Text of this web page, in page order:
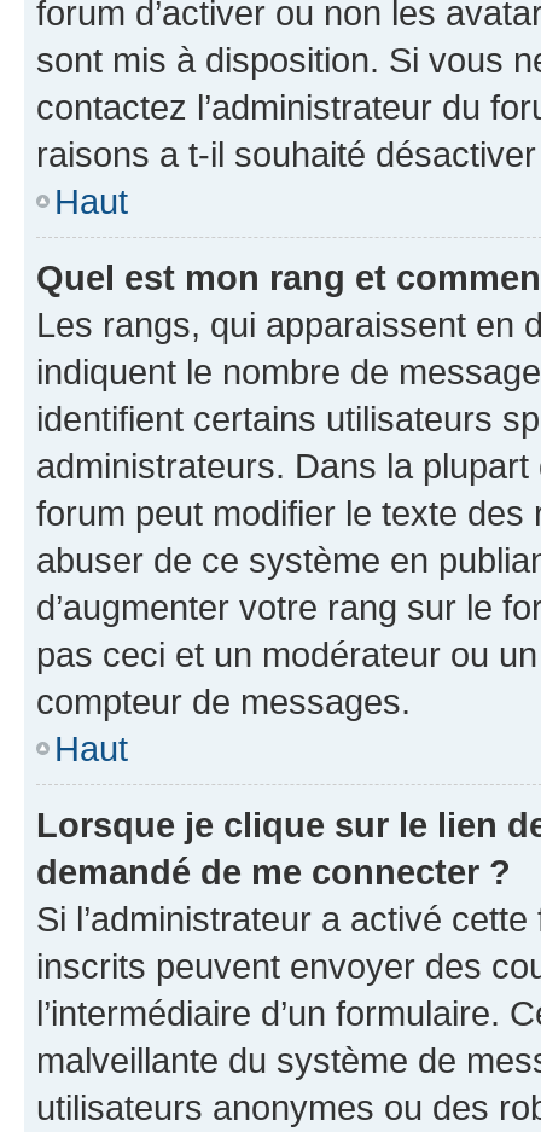
forum d’activer ou non les
sont mis à disposition. Si vous
contactez l’administrateur du
raisons a t-il souhaité
Haut
Quel est mon rang et
Les rangs, qui apparaissent en
indiquent le nombre de
identifient certains utilisateurs
administrateurs. Dans la
forum peut modifier le texte
abuser de ce système en
d’augmenter votre rang sur le
pas ceci et un modérateur ou
compteur de messages.
Haut
Lorsque je clique sur le lien
demandé de me connecter ?
Si l’administrateur a activé
inscrits peuvent envoyer des
l’intermédiaire d’un formulaire.
malveillante du système de
utilisateurs anonymes ou des